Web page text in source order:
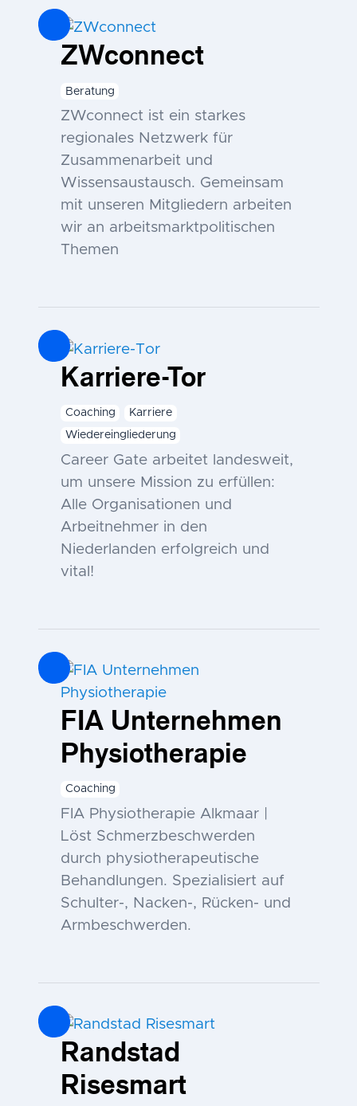
ZWconnect
Beratung
ZWconnect ist ein starkes
regionales Netzwerk für
Zusammenarbeit und
Wissensaustausch. Gemeinsam
mit unseren Mitgliedern arbeiten
wir an arbeitsmarktpolitischen
Themen
Karriere-Tor
Coaching
Karriere
Wiedereingliederung
Career Gate arbeitet landesweit,
um unsere Mission zu erfüllen:
Alle Organisationen und
Arbeitnehmer in den
Niederlanden erfolgreich und
vital!
FIA Unternehmen
Physiotherapie
Coaching
FIA Physiotherapie Alkmaar |
Löst Schmerzbeschwerden
durch physiotherapeutische
Behandlungen. Spezialisiert auf
Schulter-, Nacken-, Rücken- und
Armbeschwerden.
Randstad
Risesmart